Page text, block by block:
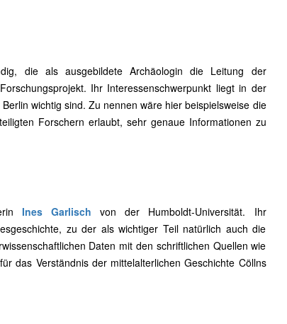
die als ausgebildete Archäologin die Leitung der
Ihr Interessenschwerpunkt liegt in der
wichtig sind. Zu nennen wäre hier beispielsweise die
Forschern erlaubt, sehr genaue Informationen zu
Ines Garlisch von der Humboldt-Universität. Ihr
zu der als wichtiger Teil natürlich auch die
Daten mit den schriftlichen Quellen wie
das Verständnis der mittelalterlichen Geschichte Cöllns